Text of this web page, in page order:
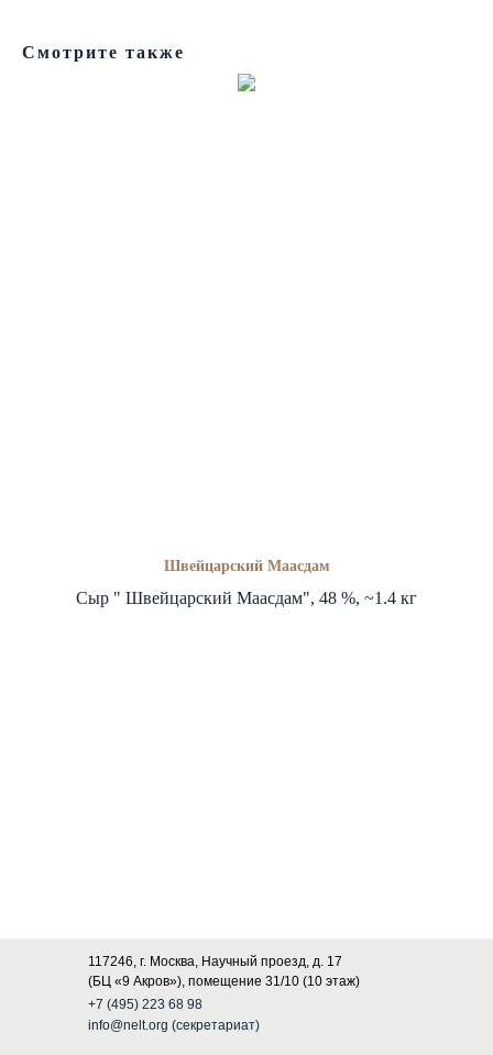
Смотрите также
Швейцарский Маасдам
Сыр " Швейцарский Маасдам", 48 %, ~1.4 кг
117246, г. Москва, Научный проезд, д. 17
(БЦ «9 Акров»), помещение 31/10 (10 этаж)
info@nelt.org (секретариат)
+7 (495) 223 68 98